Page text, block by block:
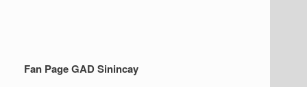
Fan Page GAD Sinincay